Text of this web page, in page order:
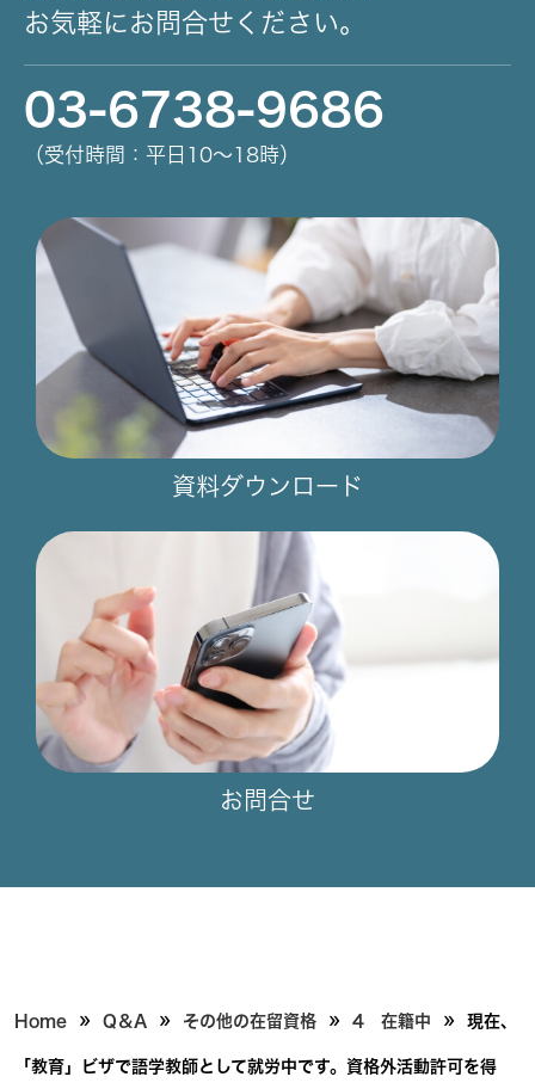
お気軽にお問合せください。
03-6738-9686
（受付時間：平日10～18時）
資料ダウンロード
お問合せ
Home » Q＆A » その他の在留資格 » 4 在籍中 » 現在、
「教育」ビザで語学教師として就労中です。資格外活動許可を得